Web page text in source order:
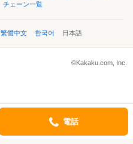
チェーン一覧
繁體中文 한국어 日本語
©Kakaku.com, Inc.
電話